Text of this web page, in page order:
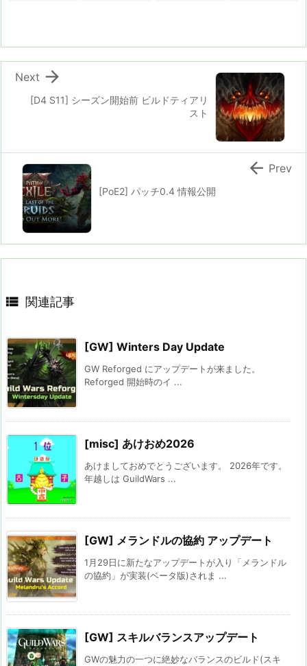
[D4 S11] シーズン開始前 ビルドティアリ
スト

Next
[PoE2] パッチ0.4 情報公開
 Prev
 関連記事
[GW] Winters Day Update
GW Reforged にアップデートが来ました。
Reforged 開始時のイ ...
[misc] あけおめ2026
あけましておめでとうございます。 2026年です。
年越しは GuildWars ...
[GW] メランドルの協約 アップデート
1月29日に新たなアップデートが入り「メランドル
の協約」が実装(ベータ版)されま ...
[GW] スキルバランスアップデート
GWの魅力の一つに絶妙なバランスのビルド(スキ